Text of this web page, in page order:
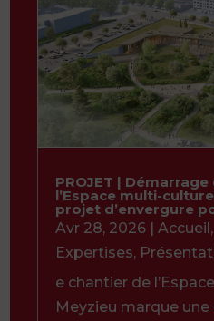
PROJET |
l’Espace multi-
projet d’envergure
Avr 28, 2026 | Accueil,
Expertises,
e chantier de
Meyzieu marque